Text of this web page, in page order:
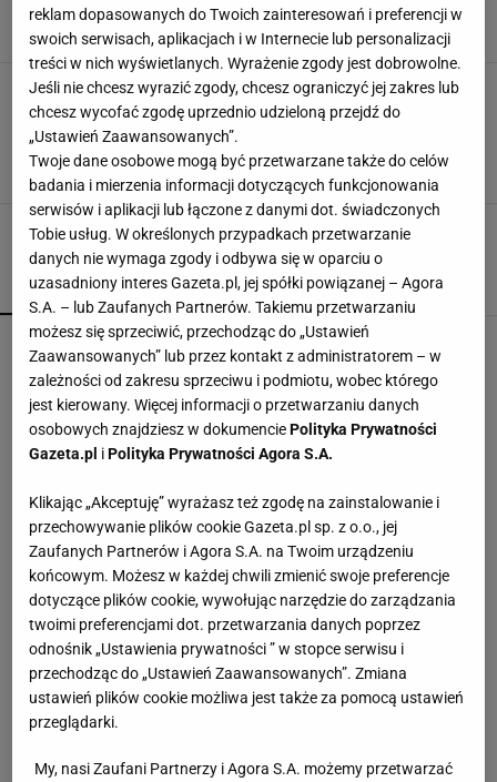
CZEGO NIE LUBIĄ HORTENSJE HORTENSJA
HORTENSJA BUKIETOWA
Hortensje ogrodowe i bukietowe powinno
sadzić się w tym samym czasie? Mamy
odpowiedzi
HORTENSJA HORTENSJA BUKIETOWA HORTENSJA OGRODOWA
HORTENSJA OGRODOWA UPRAWA
POPULARNE NAJNOWSZE
Kompaktowa bieżnia do małego mieszkania.
Ten sprzęt mieści się pod łóżko
Vintage gramofony wracają do łask. Polacy na
nowo pokochali vinyle
Jeden wakacyjny nawyk może mieć
nieprzyjemne konsekwencje. Też tak robisz?
MATERIAŁ PROMOCYJNY
Te dywany są porządne jak za dawnych lato.
Piękne wzory, a ceny? Nawet mniej niż 50 zł
reklam dopasowanych do Twoich zainteresowań i preferencji w
swoich serwisach, aplikacjach i w Internecie lub personalizacji
treści w nich wyświetlanych. Wyrażenie zgody jest dobrowolne.
Jeśli nie chcesz wyrazić zgody, chcesz ograniczyć jej zakres lub
chcesz wycofać zgodę uprzednio udzieloną przejdź do
„Ustawień Zaawansowanych”.
Twoje dane osobowe mogą być przetwarzane także do celów
badania i mierzenia informacji dotyczących funkcjonowania
serwisów i aplikacji lub łączone z danymi dot. świadczonych
Tobie usług. W określonych przypadkach przetwarzanie
danych nie wymaga zgody i odbywa się w oparciu o
uzasadniony interes Gazeta.pl, jej spółki powiązanej – Agora
S.A. – lub Zaufanych Partnerów. Takiemu przetwarzaniu
możesz się sprzeciwić, przechodząc do „Ustawień
Zaawansowanych” lub przez kontakt z administratorem – w
zależności od zakresu sprzeciwu i podmiotu, wobec którego
jest kierowany. Więcej informacji o przetwarzaniu danych
osobowych znajdziesz w dokumenciePolityka Prywatności
Gazeta.pl iPolityka Prywatności Agora S.A.
Klikając „Akceptuję” wyrażasz też zgodę na zainstalowanie i
przechowywanie plików cookie Gazeta.pl sp. z o.o., jej
Zaufanych Partnerów i Agora S.A. na Twoim urządzeniu
końcowym. Możesz w każdej chwili zmienić swoje preferencje
dotyczące plików cookie, wywołując narzędzie do zarządzania
twoimi preferencjami dot. przetwarzania danych poprzez
odnośnik „Ustawienia prywatności ” w stopce serwisu i
przechodząc do „Ustawień Zaawansowanych”. Zmiana
ustawień plików cookie możliwa jest także za pomocą ustawień
przeglądarki.
My, nasi Zaufani Partnerzy i Agora S.A. możemy przetwarzać